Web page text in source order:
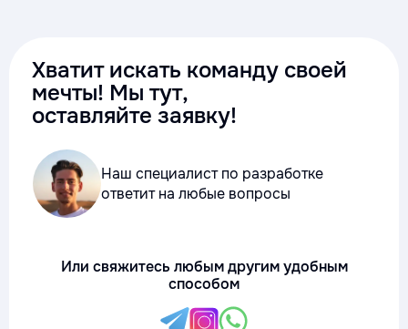
Хватит искать команду своей
мечты! Мы тут,
оставляйте заявку!
Наш специалист по разработке
ответит на любые вопросы
Или свяжитесь любым другим удобным
способом